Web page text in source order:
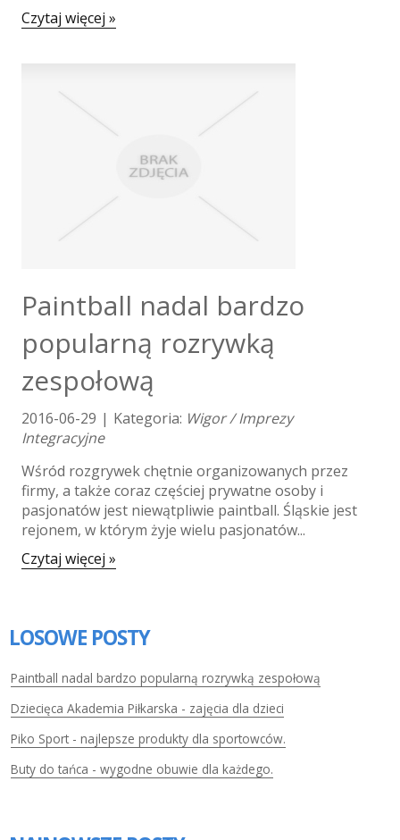
Sprzęt Medyczny
Oprogramowanie
Strony Internetowe
Czytaj więcej »
Paintball nadal bardzo
popularną rozrywką
zespołową
2016-06-29 | Kategoria: Wigor / Imprezy
Integracyjne
Wśród rozgrywek chętnie organizowanych przez
firmy, a także coraz częściej prywatne osoby i
pasjonatów jest niewątpliwie paintball. Śląskie jest
rejonem, w którym żyje wielu pasjonatów...
Czytaj więcej »
LOSOWE POSTY
Paintball nadal bardzo popularną rozrywką zespołową
Dziecięca Akademia Piłkarska - zajęcia dla dzieci
Piko Sport - najlepsze produkty dla sportowców.
Buty do tańca - wygodne obuwie dla każdego.